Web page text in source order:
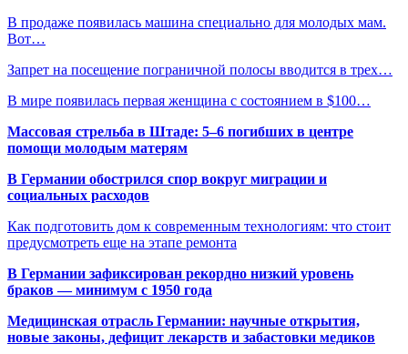
В продаже появилась машина специально для молодых мам.
Вот…
Запрет на посещение пограничной полосы вводится в трех…
В мире появилась первая женщина с состоянием в $100…
Массовая стрельба в Штаде: 5–6 погибших в центре
помощи молодым матерям
В Германии обострился спор вокруг миграции и
социальных расходов
Как подготовить дом к современным технологиям: что стоит
предусмотреть еще на этапе ремонта
В Германии зафиксирован рекордно низкий уровень
браков — минимум с 1950 года
Медицинская отрасль Германии: научные открытия,
новые законы, дефицит лекарств и забастовки медиков